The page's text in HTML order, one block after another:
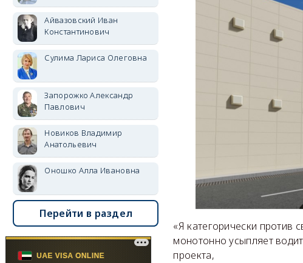
«Я категорически против
монотонно усыпляет
проекта,
Айвазовский Иван
Константинович
Сулима Лариса Олеговна
Запорожко Александр
Павлович
Новиков Владимир
Анатольевич
Оношко Алла Ивановна
Перейти в раздел